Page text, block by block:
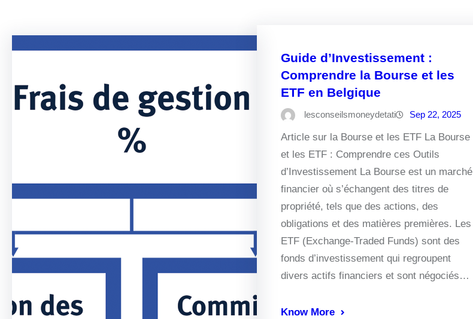
Guide d’Investissement :
Comprendre la Bourse et les
ETF en Belgique
lesconseilsmoneydetati Sep 22, 2025
Article sur la Bourse et les ETF La Bourse
et les ETF : Comprendre ces Outils
d’Investissement La Bourse est un marché
financier où s’échangent des titres de
propriété, tels que des actions, des
obligations et des matières premières. Les
ETF (Exchange-Traded Funds) sont des
fonds d’investissement qui regroupent
divers actifs financiers et sont négociés…
Know More